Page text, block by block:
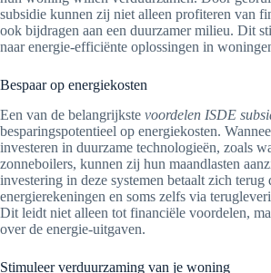
subsidie kunnen zij niet alleen profiteren van
ook bijdragen aan een duurzamer milieu. Dit
naar energie-efficiënte oplossingen in
Bespaar op energiekosten
Een van de belangrijkste voordelen ISDE
besparingspotentieel op energiekosten.
investeren in duurzame technologieën, zoals
zonneboilers, kunnen zij hun maandlasten
investering in deze systemen betaalt zich terug
energierekeningen en soms zelfs via
Dit leidt niet alleen tot financiële voordelen,
over de energie-uitgaven.
Stimuleer verduurzaming van je woning